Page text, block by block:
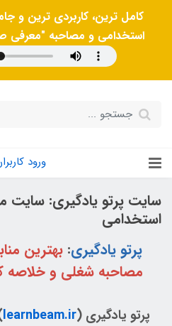
کامل ترین، کاربردی ترین و
استخدامی و مصاحبه "معرفی
ورود
سایت پرتو یادگیری: سایت
استخدامی
پرتو یادگیری:بهترین
مصاحبه شغلی و خلاصه
پرتو یادگیری (learnbeam.ir